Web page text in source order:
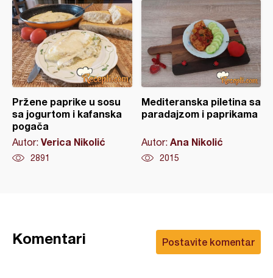
Pržene paprike u sosu
sa jogurtom i kafanska
pogača
Autor: Verica Nikolić
2891
Mediteranska piletina sa
paradajzom i paprikama
Autor: Ana Nikolić
2015
Postavite komentar
Komentari